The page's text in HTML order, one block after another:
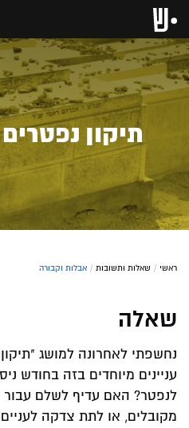
תיקון
ראשי / שאלות ותשובות / אבלות וקבורה
שאלה
נחשפתי לאחרונה למושג
עניינים מיוחדים בזה בחודש
לנפטר? האם עדיף לשלם עבור
מקובלים, או לתת צדקה